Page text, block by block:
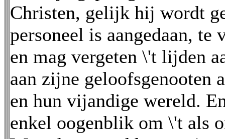
Christen, gelijk hij wordt
personeel is aangedaan, te
en mag vergeten \'t lijden
aan zijne geloofsgenooten
en hun vijandige wereld.
enkel oogenblik om \'t als